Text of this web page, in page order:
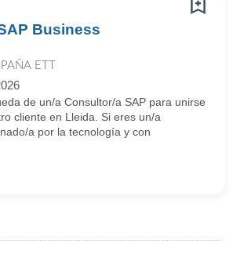
Business
ETT
de un/a Consultor/a SAP para unirse
cliente en Lleida. Si eres un/a
a por la tecnología y con